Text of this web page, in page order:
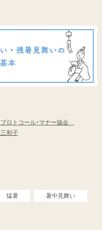
プロトコール・マナー協会
和子
猛暑 暑中見舞い